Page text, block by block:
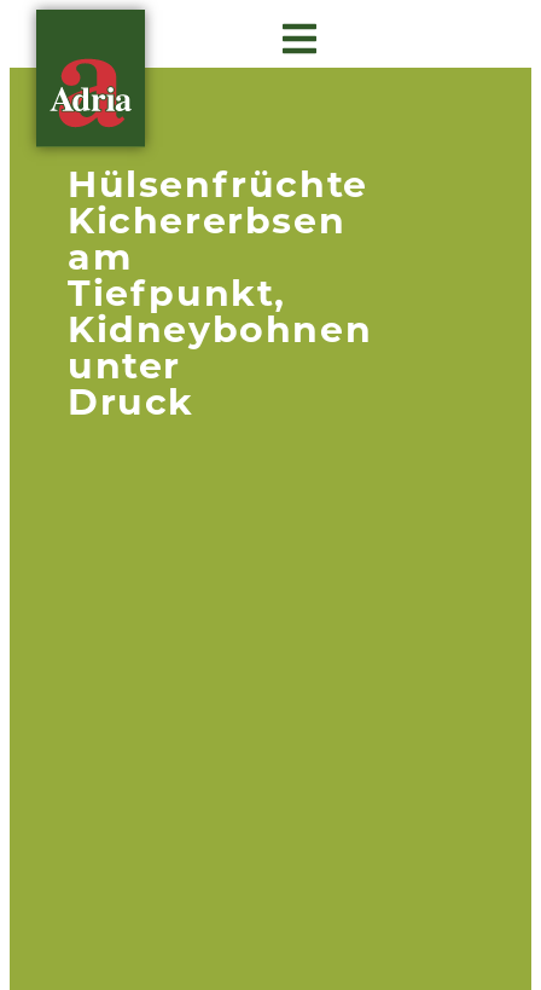
Hülsenfrüchte
Kichererbsen
am
Tiefpunkt,
Kidneybohnen
unter
Druck